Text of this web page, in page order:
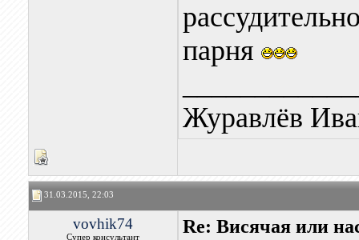
парня
Журавлёв
31.03.2015, 22:03
vovhik74
Супер консультант
Re: Висячая или